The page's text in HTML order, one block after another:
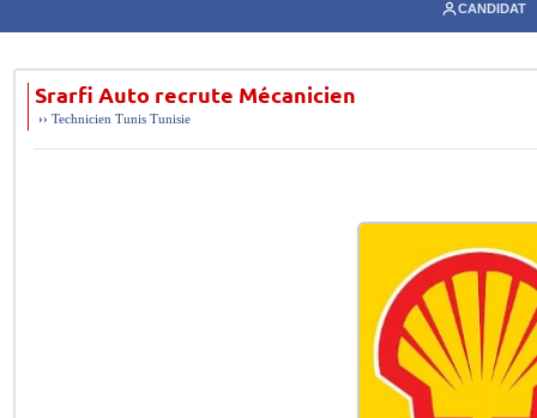
CANDIDAT
Srarfi Auto recrute Mécanicien
›› Technicien Tunis Tunisie